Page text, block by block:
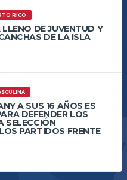
RICO
LLENO DE JUVENTUD Y
DE LA ISLA
A SUS 16 AÑOS ES
DEFENDER LOS
SELECCIÓN
PARTIDOS FRENTE